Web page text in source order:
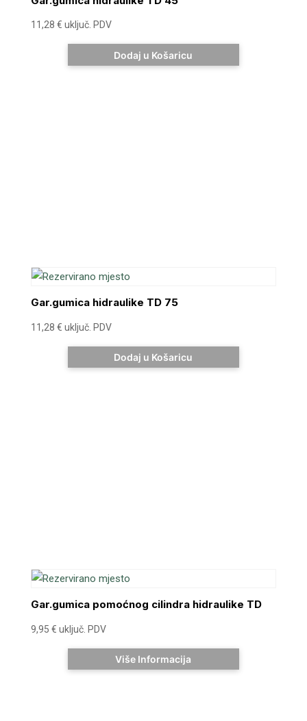
11,28 € uključ. PDV
Dodaj u Košaricu
Gar.gumica hidraulike TD 75
11,28 € uključ. PDV
Dodaj u Košaricu
Gar.gumica pomoćnog cilindra hidraulike TD
9,95 € uključ. PDV
Više Informacija